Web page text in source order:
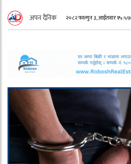
अपन दैनिक २०८२ फाल्गुन ३, आईतवार १५:५७